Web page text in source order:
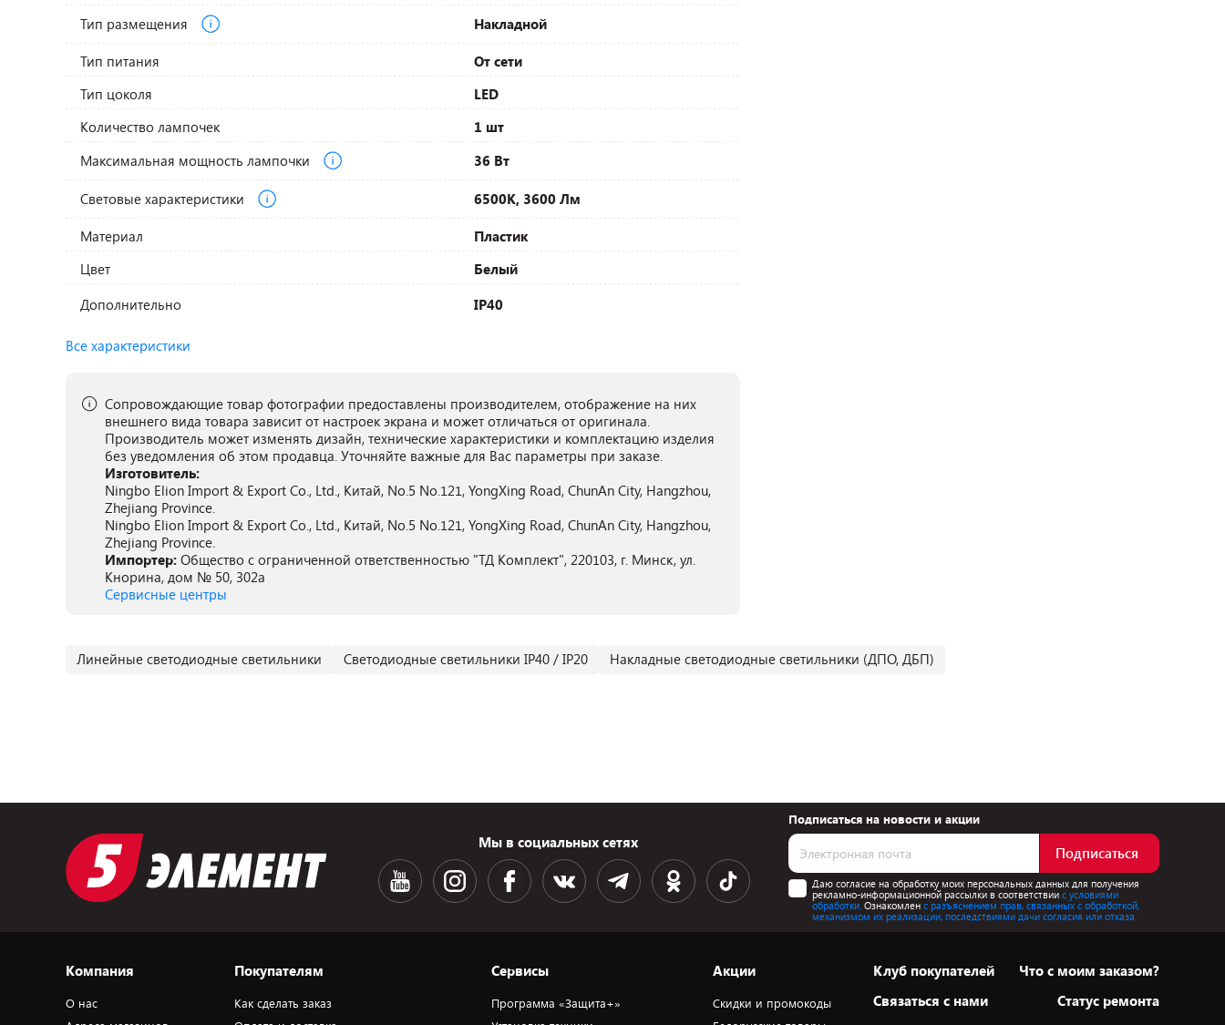
Тип размещения
Накладной
Тип питания
От сети
Тип цоколя
LED
Количество лампочек
1 шт
Максимальная мощность лампочки
36 Вт
Световые характеристики 6500К, 3600 Лм
Материал
Пластик
Цвет
Белый
Дополнительно
IP40
Все характеристики
Сопровождающие товар фотографии предоставлены производителем, отображение на них
внешнего вида товара зависит от настроек экрана и может отличаться от оригинала.
Производитель может изменять дизайн, технические характеристики и комплектацию изделия
без уведомления об этом продавца. Уточняйте важные для Вас параметры при заказе.
Изготовитель:
Ningbo Elion Import & Export Co., Ltd., Китай, No.5 No.121, YongXing Road, ChunAn City, Hangzhou,
Zhejiang Province.
Ningbo Elion Import & Export Co., Ltd., Китай, No.5 No.121, YongXing Road, ChunAn City, Hangzhou,
Zhejiang Province.
Импортер: Общество с ограниченной ответственностью "ТД Комплект", 220103, г. Минск, ул.
Кнорина, дом № 50, 302а
Сервисные центры
Линейные светодиодные светильники Светодиодные светильники IP40 / IP20 Накладные светодиодные светильники (ДПО, ДБП)
Мы в социальных сетях
Подписаться на новости и акции
Подписаться
Даю согласие на обработку моих персональных данных для получения
рекламно-информационной рассылки в соответствиис условиями
обработки. Ознакомлен с разъяснением прав, связанных с обработкой,
механизмом их реализации, последствиями дачи согласия или отказа.
Компания
О нас
Покупателям
Как сделать заказ
Сервисы
Программа «Защита+»
Акции
Скидки и промокоды
Клуб покупателей
Cвязаться с нами
Что с моим заказом?
Статус ремонта